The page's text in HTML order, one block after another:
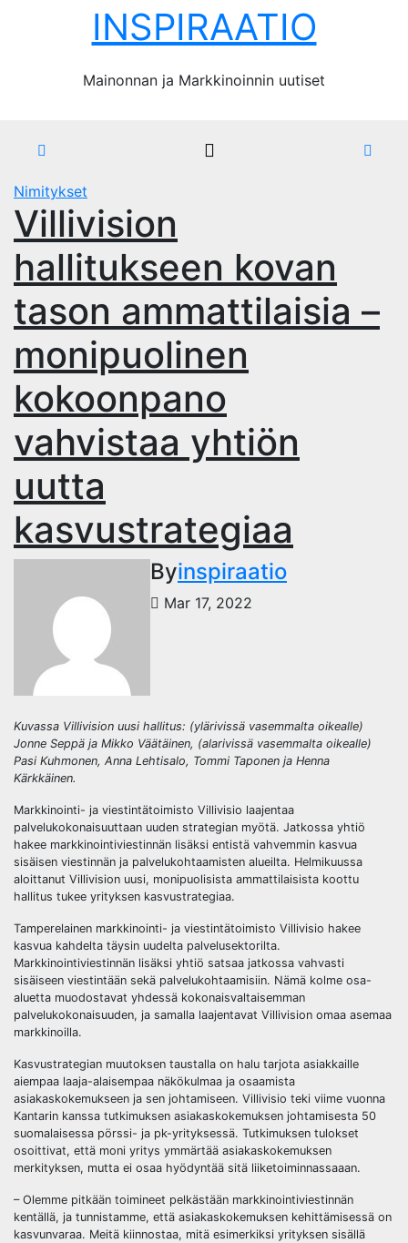
INSPIRAATIO
Mainonnan ja Markkinoinnin uutiset
Nimitykset
Villivision
hallitukseen kovan
tason ammattilaisia –
monipuolinen
kokoonpano
vahvistaa yhtiön
uutta
kasvustrategiaa
Byinspiraatio
Mar 17, 2022
Kuvassa Villivision uusi hallitus: (ylärivissä vasemmalta oikealle)
Jonne Seppä ja Mikko Väätäinen, (alarivissä vasemmalta oikealle)
Pasi Kuhmonen, Anna Lehtisalo, Tommi Taponen ja Henna
Kärkkäinen.
Markkinointi- ja viestintätoimisto Villivisio laajentaa
palvelukokonaisuuttaan uuden strategian myötä. Jatkossa yhtiö
hakee markkinointiviestinnän lisäksi entistä vahvemmin kasvua
sisäisen viestinnän ja palvelukohtaamisten alueilta. Helmikuussa
aloittanut Villivision uusi, monipuolisista ammattilaisista koottu
hallitus tukee yrityksen kasvustrategiaa.
Tamperelainen markkinointi- ja viestintätoimisto Villivisio hakee
kasvua kahdelta täysin uudelta palvelusektorilta.
Markkinointiviestinnän lisäksi yhtiö satsaa jatkossa vahvasti
sisäiseen viestintään sekä palvelukohtaamisiin. Nämä kolme osa-
aluetta muodostavat yhdessä kokonaisvaltaisemman
palvelukokonaisuuden, ja samalla laajentavat Villivision omaa asemaa
markkinoilla.
Kasvustrategian muutoksen taustalla on halu tarjota asiakkaille
aiempaa laaja-alaisempaa näkökulmaa ja osaamista
asiakaskokemukseen ja sen johtamiseen. Villivisio teki viime vuonna
Kantarin kanssa tutkimuksen asiakaskokemuksen johtamisesta 50
suomalaisessa pörssi- ja pk-yrityksessä. Tutkimuksen tulokset
osoittivat, että moni yritys ymmärtää asiakaskokemuksen
merkityksen, mutta ei osaa hyödyntää sitä liiketoiminnassaaan.
– Olemme pitkään toimineet pelkästään markkinointiviestinnän
kentällä, ja tunnistamme, että asiakaskokemuksen kehittämisessä on
kasvunvaraa. Meitä kiinnostaa, mitä esimerkiksi yrityksen sisällä